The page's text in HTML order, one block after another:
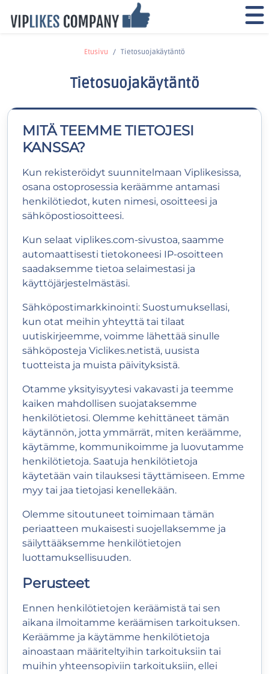
Etusivu Tietosuojakäytäntö
Tietosuojakäytäntö
MITÄ TEEMME TIETOJESI
KANSSA?
Kun rekisteröidyt suunnitelmaan Viplikesissa,
osana ostoprosessia keräämme antamasi
henkilötiedot, kuten nimesi, osoitteesi ja
sähköpostiosoitteesi.
Kun selaat viplikes.com-sivustoa, saamme
automaattisesti tietokoneesi IP-osoitteen
saadaksemme tietoa selaimestasi ja
käyttöjärjestelmästäsi.
Sähköpostimarkkinointi: Suostumuksellasi,
kun otat meihin yhteyttä tai tilaat
uutiskirjeemme, voimme lähettää sinulle
sähköposteja Viclikes.netistä, uusista
tuotteista ja muista päivityksistä.
Otamme yksityisyytesi vakavasti ja teemme
kaiken mahdollisen suojataksemme
henkilötietosi. Olemme kehittäneet tämän
käytännön, jotta ymmärrät, miten keräämme,
käytämme, kommunikoimme ja luovutamme
henkilötietoja. Saatuja henkilötietoja
käytetään vain tilauksesi täyttämiseen. Emme
myy tai jaa tietojasi kenellekään.
Olemme sitoutuneet toimimaan tämän
periaatteen mukaisesti suojellaksemme ja
säilyttääksemme henkilötietojen
luottamuksellisuuden.
Perusteet
Ennen henkilötietojen keräämistä tai sen
aikana ilmoitamme keräämisen tarkoituksen.
Keräämme ja käytämme henkilötietoja
ainoastaan määriteltyihin tarkoituksiin tai
muihin yhteensopiviin tarkoituksiin, ellei